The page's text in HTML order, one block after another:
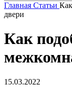
Главная Статьи
двери
Как
15.03.2022